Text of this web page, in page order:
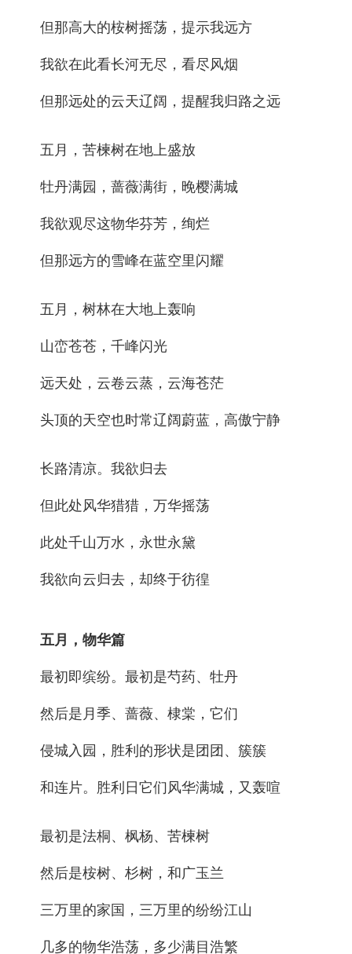
但那高大的桉树摇荡，提示我远方
我欲在此看长河无尽，看尽风烟
但那远处的云天辽阔，提醒我归路之远
五月，苦楝树在地上盛放
牡丹满园，蔷薇满街，晚樱满城
我欲观尽这物华芬芳，绚烂
但那远方的雪峰在蓝空里闪耀
五月，树林在大地上轰响
山峦苍苍，千峰闪光
远天处，云卷云蒸，云海苍茫
头顶的天空也时常辽阔蔚蓝，高傲宁静
长路清凉。我欲归去
但此处风华猎猎，万华摇荡
此处千山万水，永世永黛
我欲向云归去，却终于彷徨
五月，物华篇
最初即缤纷。最初是芍药、牡丹
然后是月季、蔷薇、棣棠，它们
侵城入园，胜利的形状是团团、簇簇
和连片。胜利日它们风华满城，又轰喧
最初是法桐、枫杨、苦楝树
然后是桉树、杉树，和广玉兰
三万里的家国，三万里的纷纷江山
几多的物华浩荡，多少满目浩繁